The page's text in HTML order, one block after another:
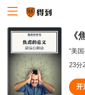
《
23分
开